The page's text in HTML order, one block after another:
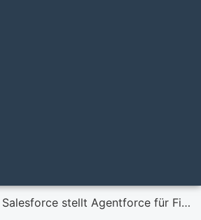
Salesforce stellt Agentforce für Finanzdienstleister vor